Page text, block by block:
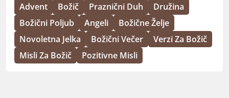
Advent Božič Praznični Duh
Družina
Božični Poljub
Angeli
Božične Želje
Novoletna Jelka
Božični Večer
Verzi Za Božič
Misli Za Božič
Pozitivne Misli